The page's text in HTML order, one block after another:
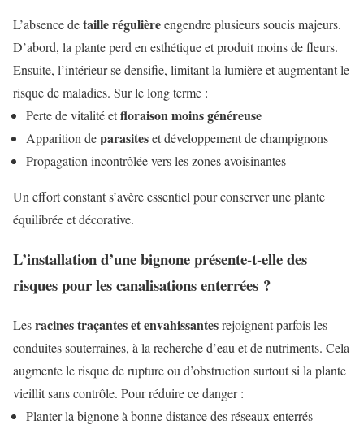
L’absence detaille régulièreengendre plusieurs soucis majeurs.
D’abord, la plante perd en esthétique et produit moins de fleurs.
Ensuite, l’intérieur se densifie, limitant la lumière et augmentant le
risque de maladies. Sur le long terme :
Perte de vitalité etfloraison moins généreuse
Apparition deparasiteset développement de champignons
Propagation incontrôlée vers les zones avoisinantes
Un effort constant s’avère essentiel pour conserver une plante
équilibrée et décorative.
L’installation d’une bignone présente-t-elle des
risques pour les canalisations enterrées ?
Lesracines traçantes et envahissantesrejoignent parfois les
conduites souterraines, à la recherche d’eau et de nutriments. Cela
augmente le risque de rupture ou d’obstruction surtout si la plante
vieillit sans contrôle. Pour réduire ce danger :
Planter la bignone à bonne distance des réseaux enterrés